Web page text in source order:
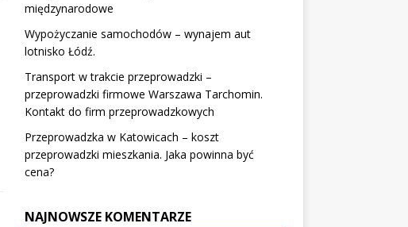
międzynarodowe
Wypożyczanie samochodów – wynajem aut
lotnisko Łódź.
Transport w trakcie przeprowadzki –
przeprowadzki firmowe Warszawa Tarchomin.
Kontakt do firm przeprowadzkowych
Przeprowadzka w Katowicach – koszt
przeprowadzki mieszkania. Jaka powinna być
cena?
NAJNOWSZE KOMENTARZE